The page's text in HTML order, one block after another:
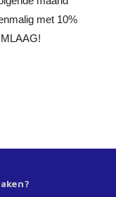
met 10%